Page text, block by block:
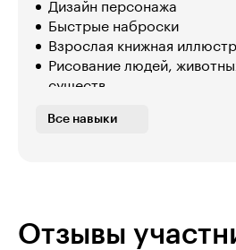
Дизайн персонажа
Быстрые наброски
Взрослая книжная
Рисование людей,
существ
Все навыки
Отзывы